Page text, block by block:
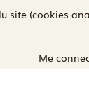
site (cookies
Me